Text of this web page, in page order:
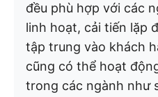
đều phù hợp với các
linh hoạt, cải tiến lặp
tập trung vào khách
cũng có thể hoạt
trong các ngành như